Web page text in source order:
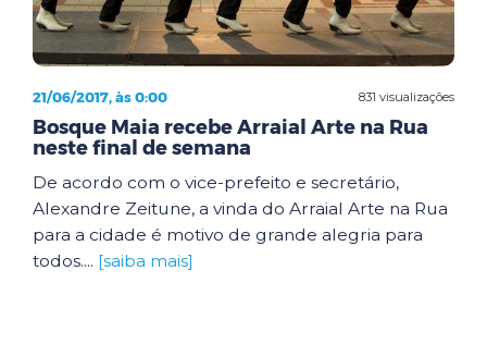
831 visualizações
21/06/2017, às 0:00
Bosque Maia recebe Arraial Arte na Rua
neste final de semana
De acordo com o vice-prefeito e secretário,
Alexandre Zeitune, a vinda do Arraial Arte na Rua
para a cidade é motivo de grande alegria para
todos.... [saiba mais]